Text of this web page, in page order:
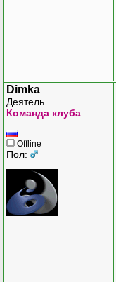
Dimka
Деятель
Команда клуба
Offline
Пол: